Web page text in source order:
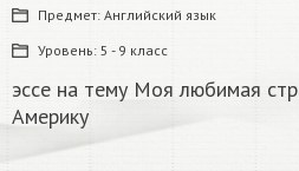
Предмет: Английский язык
Уровень: 5 - 9 класс
эссе на тему Моя любимая
Америку​